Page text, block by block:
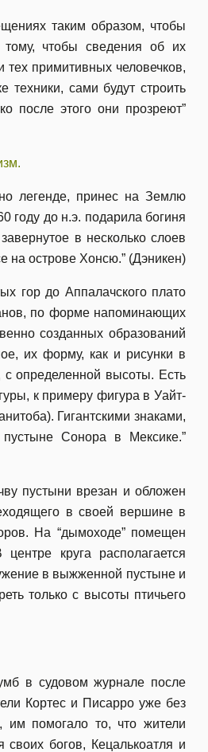
таким образом, чтобы
чтобы сведения об их
примитивных человечков,
техники, сами будут строить
после этого они прозреют”
легенде, принес на Землю
году до н.э. подарила богиня
в несколько слоев
на острове Хонсю.” (Дэникен)
гор до Аппалачского плато
по форме напоминающих
созданных образований
их форму, как и рисунки в
с определенной высоты. Есть
к примеру фигура в Уайт-
Гигантскими знаками,
Сонора в Мексике.”
пустыни врезан и обложен
в своей вершине в
На “дымоходе” помещен
круга располагается
в выжженной пустыне и
только с высоты птичьего
в судовом журнале после
Кортес и Писарро уже без
им помогало то, что жители
богов, Кецалькоатля и